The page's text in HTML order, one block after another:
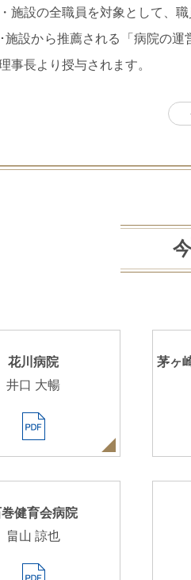
施設の全職員を対象として、
施設から推薦される「病院の
事長より授与されます。
花川病院
井口 大暢
茅ヶ
健育会病院
畠山 諒也